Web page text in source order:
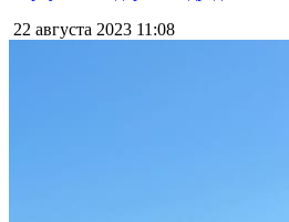
22 августа 2023 11:08